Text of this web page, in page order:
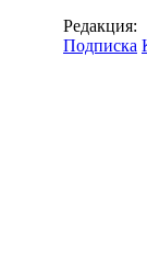
Редакция:
Подписка